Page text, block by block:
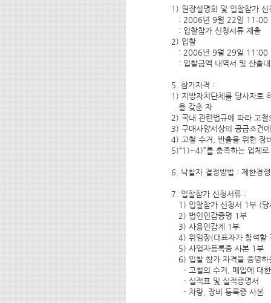
1) 현장설명회 및 입찰참가
: 2006년 9월 22일 11:00
   : 입찰참가 신청서류 제출
2) 입찰
: 2006년 9월 29일 11:00
: 입찰금액 내역서 및 산출
5. 참가자격 :
1) 지방자치단체를 당사자로
   을 갖춘 자
2) 국내 관련법규에 따라 고
3) 구매사양서상의 공급조건
4) 고철 수거, 반출을 위한 장
5)“1)~4)”를 충족하는 업체
6. 낙찰자 결정방법 : 제한경
7. 입찰참가 신청서류 :
1) 입찰참가 신청서 1부 (
   2) 법인인감증명 1부
   3) 사용인감계 1부
4) 위임장(대표자가 참석
   5) 사업자등록증 사본 1부
6) 입찰 참가 자격을 증명하
- 고철의 수거, 매입에
     - 실적표 및 실적증명서
     - 차량, 장비 등록증 사본